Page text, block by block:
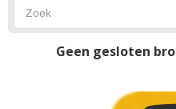
Geen gesloten